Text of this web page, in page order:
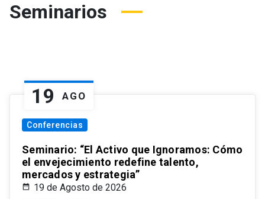
Seminarios
19 AGO
Conferencias
Seminario: “El Activo que Ignoramos: Cómo
el envejecimiento redefine talento,
mercados y estrategia”
19 de Agosto de 2026